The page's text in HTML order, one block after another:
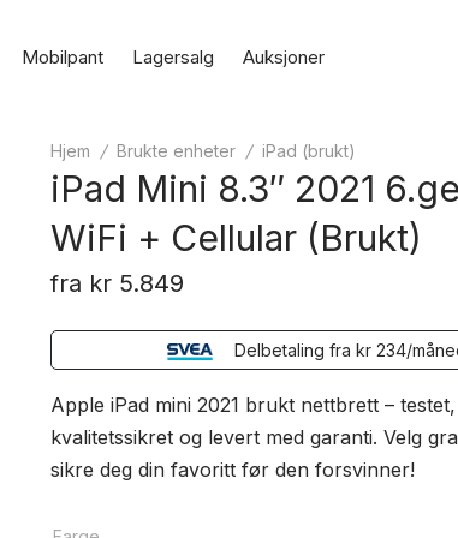
ToggleMobilpant Lagersalg Auksjoner
Hjem / Brukte enheter / iPad (brukt)
iPad Mini 8.3″ 2021
WiFi + Cellular (Brukt)
fra kr5.849
Delbetaling fra kr234/
Apple iPad mini 2021 brukt nettbrett – testet,
kvalitetssikret og levert med garanti. Velg
sikre deg din favoritt før den forsvinner!